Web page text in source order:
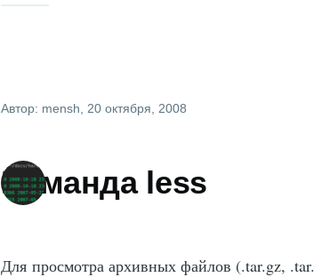
Автор: mensh , 20 октября, 2008
Команда less
Для просмотра архивных файлов (.tar.gz,